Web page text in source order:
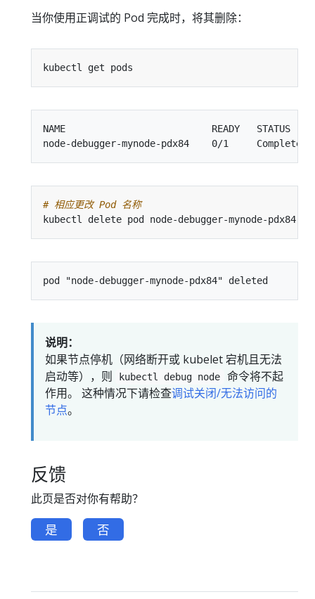
当你使用正调试的 Pod 完成时，将其删除：
NAME                          READY   STATUS
# 相应更改 Pod 名称
说明：
如果节点停机（网络断开或 kubelet 宕机且无法
启动等），则
kubectl debug node
命令将不起
作用。 这种情况下请检查调试关闭/无法访问的
节点。
反馈
此页是否对你有帮助？
是 否